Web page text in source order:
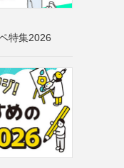
特集2026